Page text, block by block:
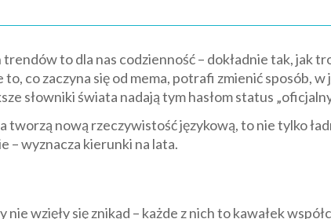
to dla nas codzienność – dokładnie tak, jak
co zaczyna się od mema, potrafi zmienić sposób,
słowniki świata nadają tym hasłom status
tworzą nową rzeczywistość językową, to nie tylko
– wyznacza kierunki na lata.
wzięły się znikąd – każde z nich to kawałek